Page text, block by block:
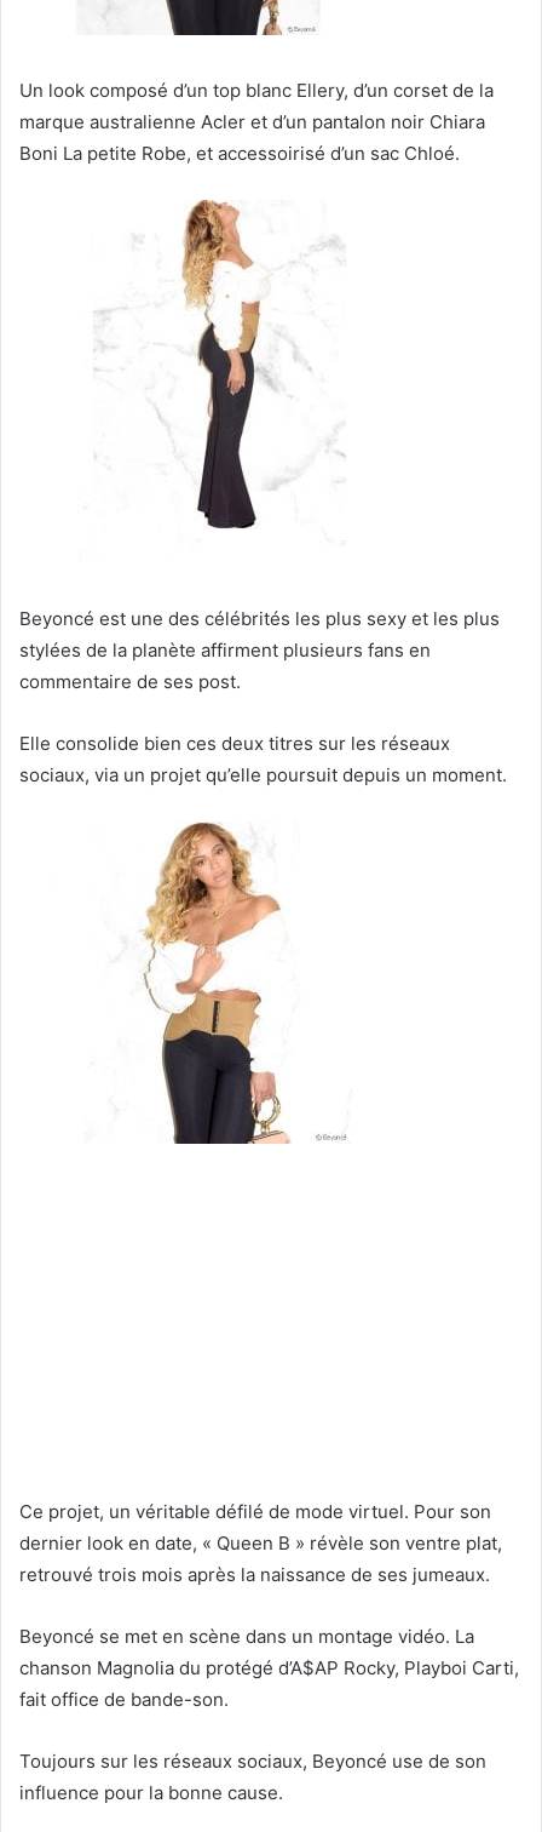
Un look composé d’un top blanc Ellery, d’un corset de la
marque australienne Acler et d’un pantalon noir Chiara
Boni La petite Robe, et accessoirisé d’un sac Chloé.
Beyoncé est une des célébrités les plus sexy et les plus
stylées de la planète affirment plusieurs fans en
commentaire de ses post.
Elle consolide bien ces deux titres sur les réseaux
sociaux, via un projet qu’elle poursuit depuis un moment.
Ce projet, un véritable défilé de mode virtuel. Pour son
dernier look en date, « Queen B » révèle son ventre plat,
retrouvé trois mois après la naissance de ses jumeaux.
Beyoncé se met en scène dans un montage vidéo. La
chanson Magnolia du protégé d’A$AP Rocky, Playboi Carti,
fait office de bande-son.
Toujours sur les réseaux sociaux, Beyoncé use de son
influence pour la bonne cause.